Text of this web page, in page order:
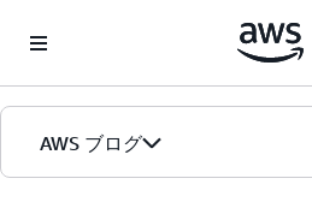
AWS ブログ